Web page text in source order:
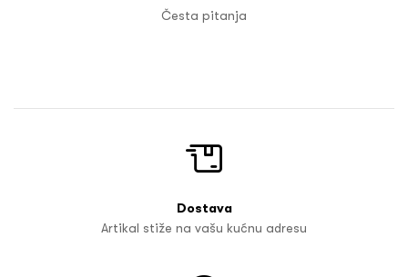
Česta pitanja
Dostava
Artikal stiže na vašu kućnu adresu